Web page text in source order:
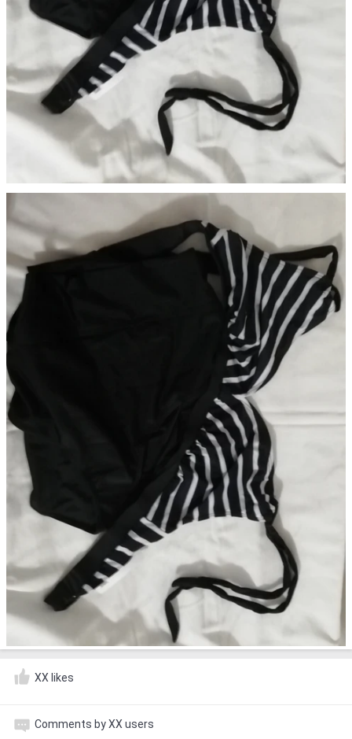
XX likes
Comments by XX users